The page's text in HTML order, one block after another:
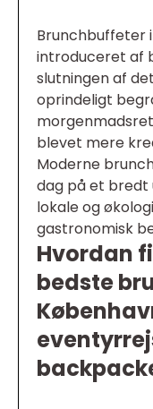
Brunchbuffeter
introduceret af
slutningen af
oprindeligt
blevet mere
Moderne
dag på et
lokale og
gastronomisk
Hvordan
bedste